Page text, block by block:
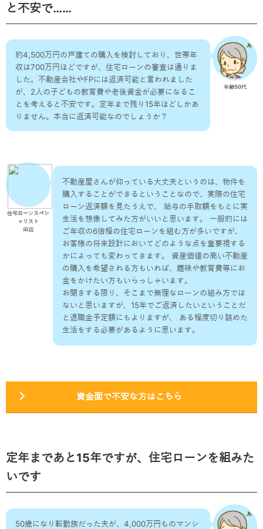
と不安で……
年齢50代
約4,500万円の戸建ての購入を検討しており、世帯年
収は700万円ほどですが、住宅ローンの審査は通りま
した。不動産会社やFPには返済可能と言われました
が、2人の子どもの教育費や老後資金が必要になるこ
とを考えると不安です。定年まで残り15年ほどしかあ
りません。本当に返済可能なのでしょうか？
住宅ローンスペシ
ャリスト
田辺
不動産屋さんが仰っている大丈夫というのは、物件を
購入することができるということなので、実際の住宅
ローン返済額を見たうえで、 給与の手取額をもとに実
生活を想像してみた方がいいと思います。 一般的には
ご年収の6倍程の住宅ローンを組む方が多いですが、
お客様の将来設計においてどのような点を重要視する
かによっても変わってきます。 資産価値の高い不動産
の購入を希望される方もいれば、趣味や教育費等にお
金をかけたい方もいらっしゃいます。
お聞きする限り、そこまで無理なローンの組み方では
ないと思いますが、15年でご返済したいということだ
と退職金予定額にもよりますが、 ある程度切り詰めた
生活をする必要があるように思います。
資金面で不安な方はこちら
定年まであと15年ですが、住宅ローンを組みた
いです
50歳になり転勤族だった夫が、4,000万円ものマンシ